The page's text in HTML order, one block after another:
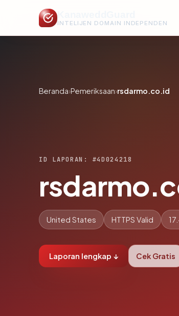
INTELIJEN DOMAIN INDEPENDEN
Beranda›Pemeriksaan›rsdarmo.co.id
ID LAPORAN: #4D024218
United States HTTPS Valid
Laporan lengkap ↓ Cek Gratis